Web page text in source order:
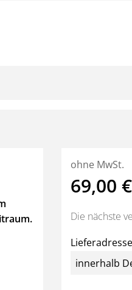
ohne MwSt.
69,00 €
Die nächste
Lieferadresse